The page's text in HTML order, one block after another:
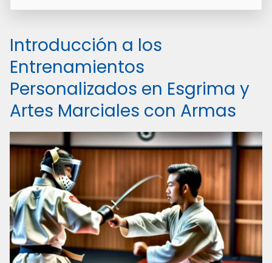
Introducción a los
Entrenamientos
Personalizados en Esgrima y
Artes Marciales con Armas